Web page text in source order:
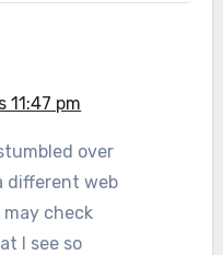
11:47 pm
over
different web
check
I see so